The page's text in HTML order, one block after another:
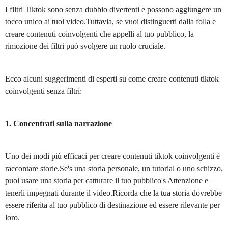
I filtri Tiktok sono senza dubbio divertenti e possono aggiungere un
tocco unico ai tuoi video.Tuttavia, se vuoi distinguerti dalla folla e
creare contenuti coinvolgenti che appelli al tuo pubblico, la
rimozione dei filtri può svolgere un ruolo cruciale.
Ecco alcuni suggerimenti di esperti su come creare contenuti tiktok
coinvolgenti senza filtri:
1. Concentrati sulla narrazione
Uno dei modi più efficaci per creare contenuti tiktok coinvolgenti è
raccontare storie.Se's una storia personale, un tutorial o uno schizzo,
puoi usare una storia per catturare il tuo pubblico's Attenzione e
tenerli impegnati durante il video.Ricorda che la tua storia dovrebbe
essere riferita al tuo pubblico di destinazione ed essere rilevante per
loro.